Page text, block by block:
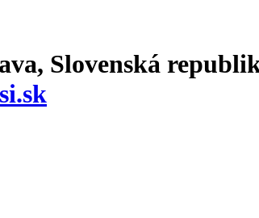
Slovenská